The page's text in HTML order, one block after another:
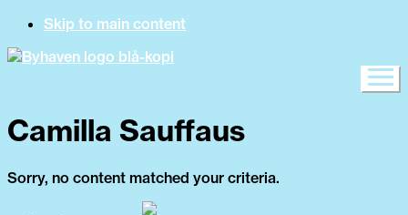
Skip to main content
Camilla Sauffaus
Sorry, no content matched your criteria.